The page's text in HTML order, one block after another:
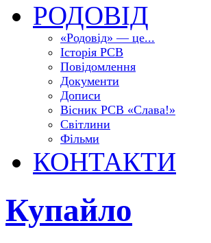
РОДОВІД
«Родовід» — це...
Історія РСВ
Повідомлення
Документи
Дописи
Вісник РСВ «Слава!»
Світлини
Фільми
КОНТАКТИ
Купайло